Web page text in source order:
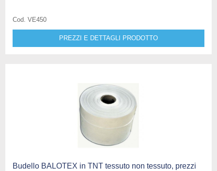
Cod. VE450
PREZZI E DETTAGLI PRODOTTO
Budello BALOTEX in TNT tessuto non tessuto, prezzi